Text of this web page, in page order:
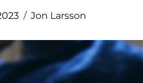
Jon Larsson